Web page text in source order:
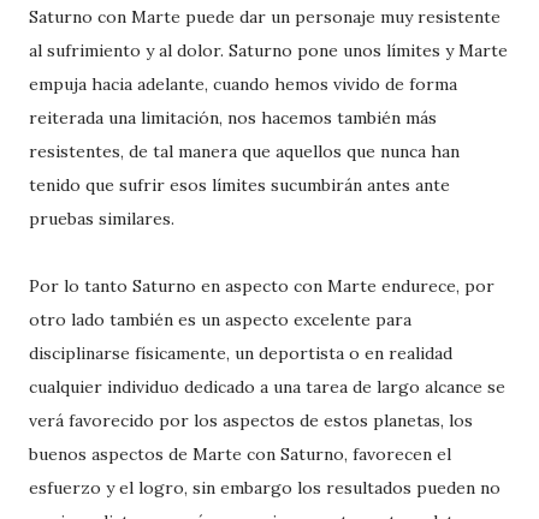
Saturno con Marte puede dar un personaje muy resistente
al sufrimiento y al dolor. Saturno pone unos límites y Marte
empuja hacia adelante, cuando hemos vivido de forma
reiterada una limitación, nos hacemos también más
resistentes, de tal manera que aquellos que nunca han
tenido que sufrir esos límites sucumbirán antes ante
pruebas similares.
Por lo tanto Saturno en aspecto con Marte endurece, por
otro lado también es un aspecto excelente para
disciplinarse físicamente, un deportista o en realidad
cualquier individuo dedicado a una tarea de largo alcance se
verá favorecido por los aspectos de estos planetas, los
buenos aspectos de Marte con Saturno, favorecen el
esfuerzo y el logro, sin embargo los resultados pueden no